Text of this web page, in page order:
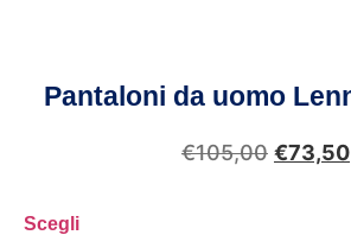
Pantaloni da uomo
€105,00 €73,50
Scegli